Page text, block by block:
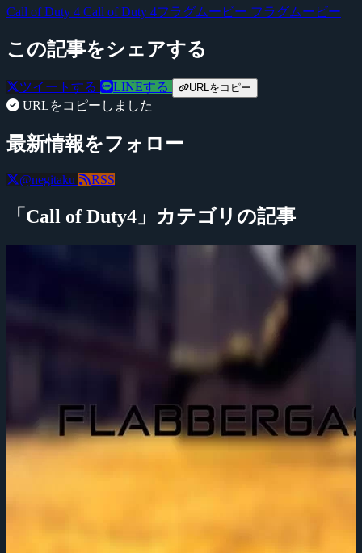
Call of Duty 4 Call of Duty 4フラグムービー フラグムービー
この記事をシェアする
ツイートする LINEする URLをコピー
URLをコピーしました
最新情報をフォロー
@negitaku RSS
「Call of Duty4」カテゴリの記事